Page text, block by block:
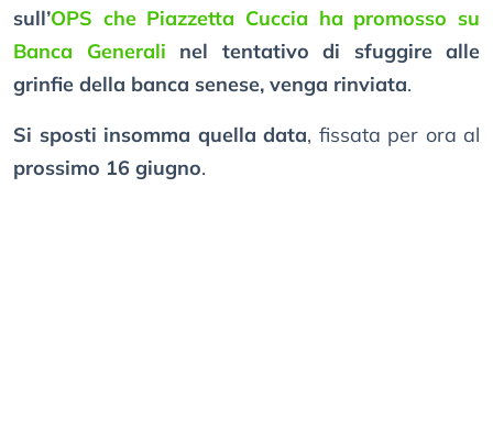
sull’OPS che Piazzetta Cuccia ha promosso su
Banca Generali nel tentativo di sfuggire alle
grinfie della banca senese, venga rinviata.
Si sposti insomma quella data, fissata per ora al
prossimo 16 giugno.